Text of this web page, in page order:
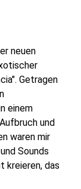
neuen
Getragen
einem
und
waren mir
Sounds
kreieren, das